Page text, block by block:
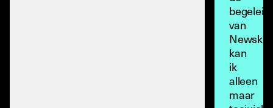
van
kan
ik
alleen
maar